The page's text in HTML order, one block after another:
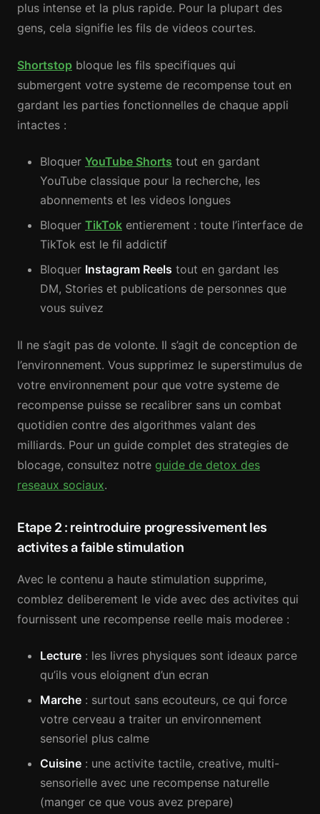
plus intense et la plus rapide. Pour la plupart des
gens, cela signifie les fils de videos courtes.
Shortstop bloque les fils specifiques qui
submergent votre systeme de recompense tout en
gardant les parties fonctionnelles de chaque appli
intactes :
Bloquer YouTube Shorts tout en gardant
YouTube classique pour la recherche, les
abonnements et les videos longues
Bloquer TikTok entierement : toute l’interface de
TikTok est le fil addictif
Bloquer Instagram Reels tout en gardant les
DM, Stories et publications de personnes que
vous suivez
Il ne s’agit pas de volonte. Il s’agit de conception de
l’environnement. Vous supprimez le superstimulus de
votre environnement pour que votre systeme de
recompense puisse se recalibrer sans un combat
quotidien contre des algorithmes valant des
milliards. Pour un guide complet des strategies de
blocage, consultez notre guide de detox des
reseaux sociaux.
Etape 2 : reintroduire progressivement les
activites a faible stimulation
Avec le contenu a haute stimulation supprime,
comblez deliberement le vide avec des activites qui
fournissent une recompense reelle mais moderee :
Lecture : les livres physiques sont ideaux parce
qu’ils vous eloignent d’un ecran
Marche : surtout sans ecouteurs, ce qui force
votre cerveau a traiter un environnement
sensoriel plus calme
Cuisine : une activite tactile, creative, multi-
sensorielle avec une recompense naturelle
(manger ce que vous avez prepare)